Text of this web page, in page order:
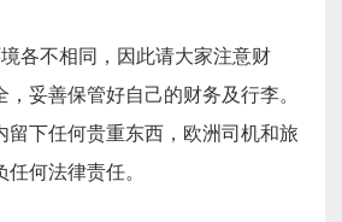
各不相同，因此请大家注意财
妥善保管好自己的财务及行李。
留下任何贵重东西，欧洲司机和旅
何法律责任。